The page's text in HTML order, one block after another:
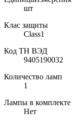
шт
Клас защиты
Class1
Код ТН ВЭД
9405190032
Количество ламп
1
Лампы в комплекте
Нет